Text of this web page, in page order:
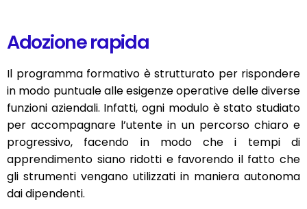
Adozione rapida
Il programma formativo è strutturato per rispondere
in modo puntuale alle esigenze operative delle diverse
funzioni aziendali. Infatti, ogni modulo è stato studiato
per accompagnare l’utente in un percorso chiaro e
progressivo, facendo in modo che i tempi di
apprendimento siano ridotti e favorendo il fatto che
gli strumenti vengano utilizzati in maniera autonoma
dai dipendenti.